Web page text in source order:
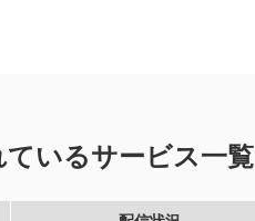
いるサービス一覧